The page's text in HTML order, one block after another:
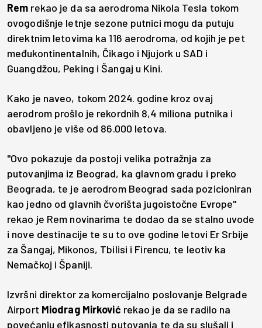
Rem rekao je da sa aerodroma Nikola Tesla tokom
ovogodišnje letnje sezone putnici mogu da putuju
direktnim letovima ka 116 aerodroma, od kojih je pet
međukontinentalnih, Čikago i Njujork u SAD i
Guangdžou, Peking i Šangaj u Kini.
Kako je naveo, tokom 2024. godine kroz ovaj
aerodrom prošlo je rekordnih 8,4 miliona putnika i
obavljeno je više od 86.000 letova.
"Ovo pokazuje da postoji velika potražnja za
putovanjima iz Beograd, ka glavnom gradu i preko
Beograda, te je aerodrom Beograd sada pozicioniran
kao jedno od glavnih čvorišta jugoistočne Evrope"
rekao je Rem novinarima te dodao da se stalno uvode
i nove destinacije te su to ove godine letovi Er Srbije
za Šangaj, Mikonos, Tbilisi i Firencu, te leotiv ka
Nemačkoj i Španiji.
Izvršni direktor za komercijalno poslovanje Belgrade
Airport Miodrag Mirković rekao je da se radilo na
povećanju efikasnosti putovanja te da su slušali i